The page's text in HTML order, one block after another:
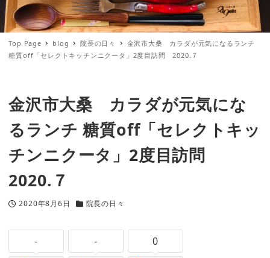
Top Page blog 院長の日々
金沢市大桑 カラダが元気になるランチ
糖質off「セレクトキッチンニクータ」2度目訪問 2020.７
金沢市大桑 カラダが元気にな
るランチ 糖質off「セレクトキッ
チンニクータ」2度目訪問
2020.７
投稿日
2020年8月6日
カテゴリー
院長の日々
- - 0